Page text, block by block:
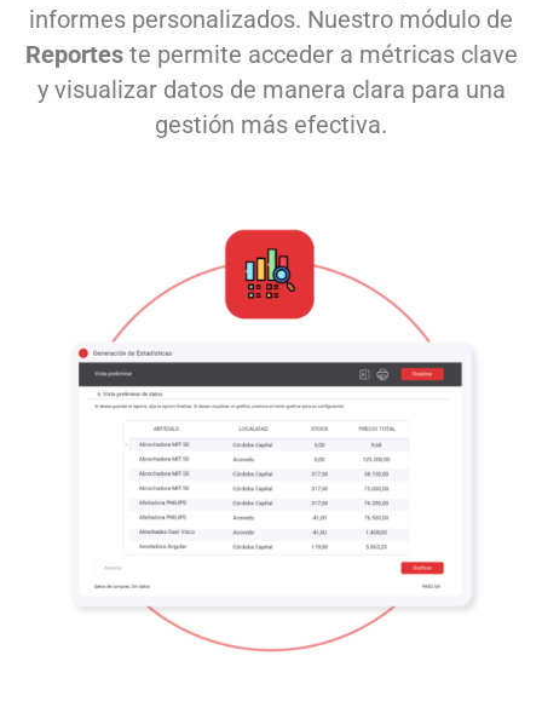
informes personalizados. Nuestro módulo de
Reporteste permite acceder a métricas clave
y visualizar datos de manera clara para una
gestión más efectiva.